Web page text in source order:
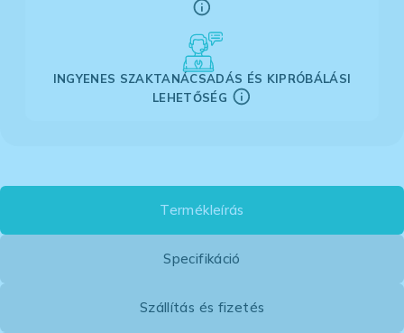
INGYENES SZAKTANÁCSADÁS ÉS KIPRÓBÁLÁSI
LEHETŐSÉG
Termékleírás
Specifikáció
Szállítás és fizetés